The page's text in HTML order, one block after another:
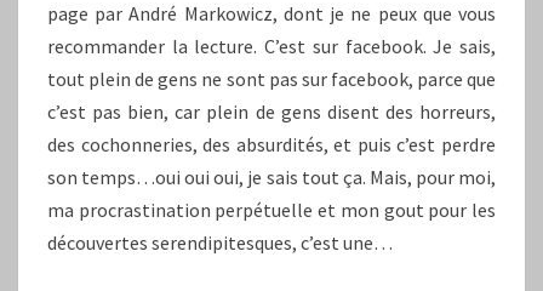
page par André Markowicz, dont je ne peux que vous
recommander la lecture. C’est sur facebook. Je sais,
tout plein de gens ne sont pas sur facebook, parce que
c’est pas bien, car plein de gens disent des horreurs,
des cochonneries, des absurdités, et puis c’est perdre
son temps…oui oui oui, je sais tout ça. Mais, pour moi,
ma procrastination perpétuelle et mon gout pour les
découvertes serendipitesques, c’est une…